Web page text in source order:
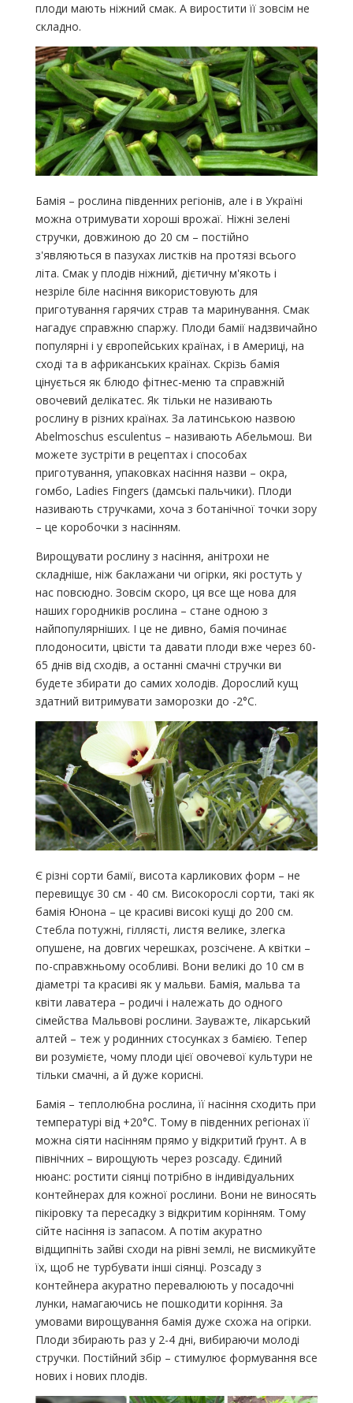
плоди мають ніжний смак. А виростити її зовсім не
складно.
Бамія – рослина південних регіонів, але і в Україні
можна отримувати хороші врожаї. Ніжні зелені
стручки, довжиною до 20 см – постійно
з'являються в пазухах листків на протязі всього
літа. Смак у плодів ніжний, дієтичну м'якоть і
незріле біле насіння використовують для
приготування гарячих страв та маринування. Смак
нагадує справжню спаржу. Плоди бамії надзвичайно
популярні і у європейських країнах, і в Америці, на
сході та в африканських країнах. Скрізь бамія
цінується як блюдо фітнес-меню та справжній
овочевий делікатес. Як тільки не називають
рослину в різних країнах. За латинською назвою
Abelmoschus esculentus – називають Абельмош. Ви
можете зустріти в рецептах і способах
приготування, упаковках насіння назви – окра,
гомбо, Ladies Fingers (дамські пальчики). Плоди
називають стручками, хоча з ботанічної точки зору
– це коробочки з насінням.
Вирощувати рослину з насіння, анітрохи не
складніше, ніж баклажани чи огірки, які ростуть у
нас повсюдно. Зовсім скоро, ця все ще нова для
наших городників рослина – стане одною з
найпопулярніших. І це не дивно, бамія починає
плодоносити, цвісти та давати плоди вже через 60-
65 днів від сходів, а останні смачні стручки ви
будете збирати до самих холодів. Дорослий кущ
здатний витримувати заморозки до -2°С.
Є різні сорти бамії, висота карликових форм – не
перевищує 30 см - 40 см. Високорослі сорти, такі як
бамія Юнона – це красиві високі кущі до 200 см.
Стебла потужні, гіллясті, листя велике, злегка
опушене, на довгих черешках, розсічене. А квітки –
по-справжньому особливі. Вони великі до 10 см в
діаметрі та красиві як у мальви. Бамія, мальва та
квіти лаватера – родичі і належать до одного
сімейства Мальвові рослини. Зауважте, лікарський
алтей – теж у родинних стосунках з бамією. Тепер
ви розумієте, чому плоди цієї овочевої культури не
тільки смачні, а й дуже корисні.
Бамія – теплолюбна рослина, її насіння сходить при
температурі від +20°С. Тому в південних регіонах її
можна сіяти насінням прямо у відкритий ґрунт. А в
північних – вирощують через розсаду. Єдиний
нюанс: ростити сіянці потрібно в індивідуальних
контейнерах для кожної рослини. Вони не виносять
пікіровку та пересадку з відкритим корінням. Тому
сійте насіння із запасом. А потім акуратно
відщипніть зайві сходи на рівні землі, не висмикуйте
їх, щоб не турбувати інші сіянці. Розсаду з
контейнера акуратно перевалюють у посадочні
лунки, намагаючись не пошкодити коріння. За
умовами вирощування бамія дуже схожа на огірки.
Плоди збирають раз у 2-4 дні, вибираючи молоді
стручки. Постійний збір – стимулює формування все
нових і нових плодів.